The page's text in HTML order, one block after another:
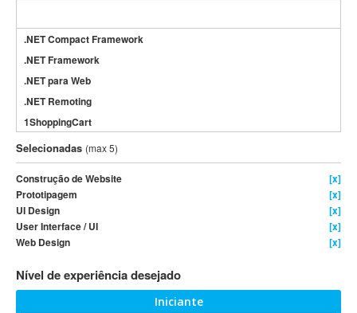
.NET Compact Framework
.NET Framework
.NET para Web
.NET Remoting
1ShoppingCart
3DS Max
3GSM
4D Dimension
802.11
A&P
A-GPS
A2Billing
AAUS Scientific Diver
Selecionadas (max 5)
Construção de Website
[x]
Prototipagem
[x]
UI Design
[x]
User Interface / UI
[x]
Web Design
[x]
Nível de experiência desejado
Iniciante